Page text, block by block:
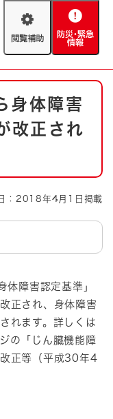
閲
助
防
緊
情
報
・消防
設置箇所
身体障害
改正され
：2018年4月1日掲載
障害認定基準」
正され、身体障害
れます。詳しくは
の「じん臓機能障
正等（平成30年4